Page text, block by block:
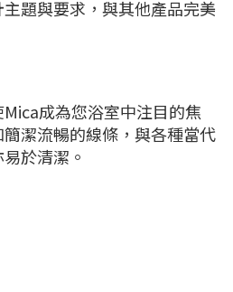
題與要求，與其他產品完美
成為您浴室中注目的焦
潔流暢的線條，與各種當代
於清潔。